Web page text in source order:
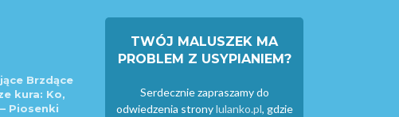
Brzdące
kura: Ko,
Piosenki
TWÓJ MALUSZEK MA
PROBLEM Z USYPIANIEM?
Serdecznie zapraszamy do
odwiedzenia stronylulanko.pl, gdzie